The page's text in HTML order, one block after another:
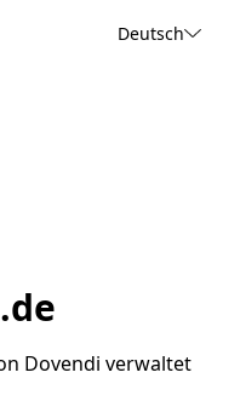
Deutsch
Dovendi verwaltet